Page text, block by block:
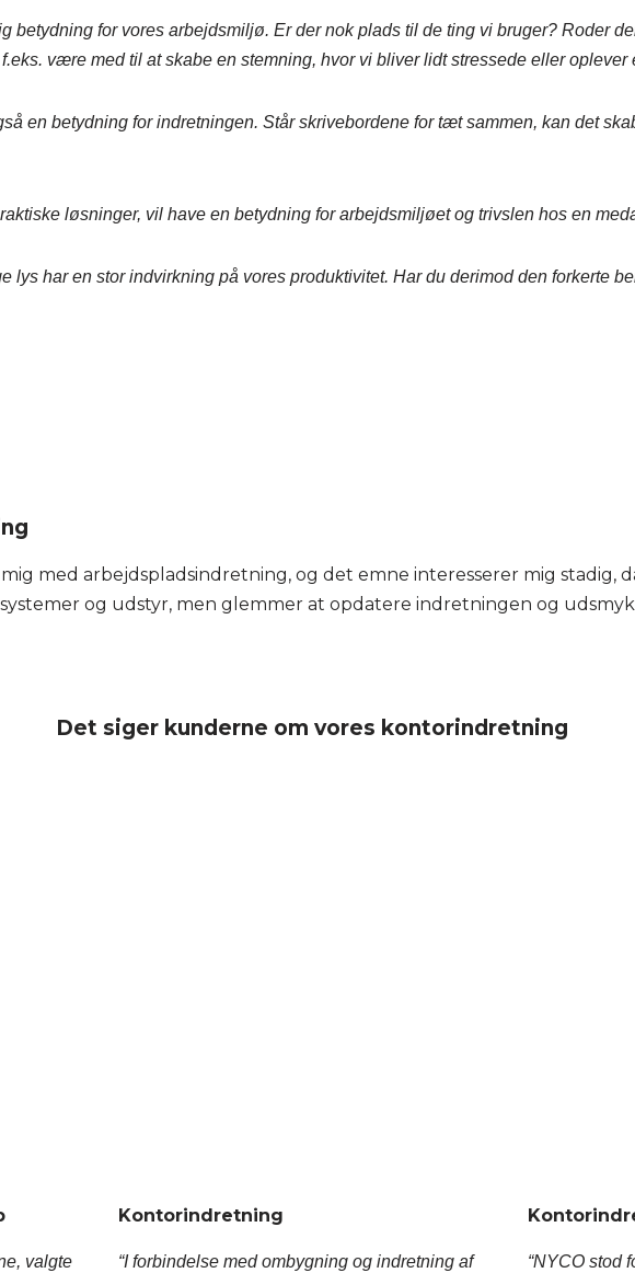
betydning for vores arbejdsmiljø. Er der nok plads til de ting vi bruger? Roder
være med til at skabe en stemning, hvor vi bliver lidt stressede eller oplever
en betydning for indretningen. Står skrivebordene for tæt sammen, kan det
løsninger, vil have en betydning for arbejdsmiljøet og trivslen hos en
lys har en stor indvirkning på vores produktivitet. Har du derimod den forkerte
med arbejdspladsindretning, og det emne interesserer mig stadig,
og udstyr, men glemmer at opdatere indretningen og
Det siger kunderne om vores kontorindretning
valgte
Kontorindretning
“I forbindelse med ombygning og indretning af “NYCO stod